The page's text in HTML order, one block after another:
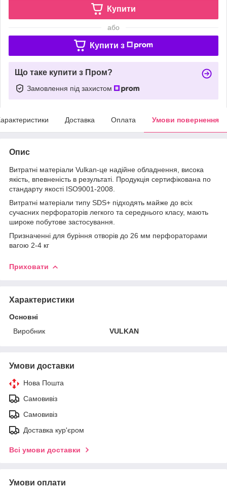
Купити
або
Купити з
Що таке купити з Пром?
Замовлення під захистом
Доставка Оплата Умови повернення
Опис
Витратні матеріали Vulkan-це надійне обладнення, висока
якість, впевненість в результаті. Продукція сертифікована по
стандарту якості ISO9001-2008.
Витратні матеріали типу SDS+ підходять майже до всіх
сучасних перфораторів легкого та середнього класу, мають
широке побутове застосування.
Призначенні для буріння отворів до 26 мм перфораторами
вагою 2-4 кг
Приховати
Характеристики
Основні
Виробник
VULKAN
Умови доставки
Нова Пошта
Самовивіз
Самовивіз
Доставка кур'єром
Всі умови доставки
Умови оплати